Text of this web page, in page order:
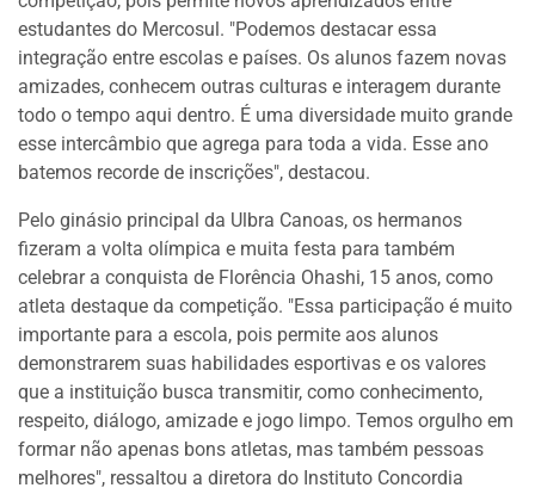
estudantes do Mercosul. "Podemos destacar essa
integração entre escolas e países. Os alunos fazem novas
amizades, conhecem outras culturas e interagem durante
todo o tempo aqui dentro. É uma diversidade muito grande
esse intercâmbio que agrega para toda a vida. Esse ano
batemos recorde de inscrições", destacou.
Pelo ginásio principal da Ulbra Canoas, os hermanos
fizeram a volta olímpica e muita festa para também
celebrar a conquista de Florência Ohashi, 15 anos, como
atleta destaque da competição. "Essa participação é muito
importante para a escola, pois permite aos alunos
demonstrarem suas habilidades esportivas e os valores
que a instituição busca transmitir, como conhecimento,
respeito, diálogo, amizade e jogo limpo. Temos orgulho em
formar não apenas bons atletas, mas também pessoas
melhores", ressaltou a diretora do Instituto Concordia